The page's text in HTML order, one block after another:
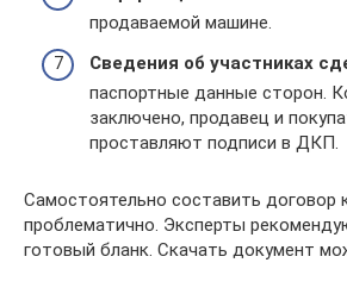
продаваемой машине.
Сведения об участниках
паспортные данные сторон.
заключено, продавец и
проставляют подписи в ДКП.
Самостоятельно составить договор
проблематично. Эксперты
готовый бланк. Скачать документ